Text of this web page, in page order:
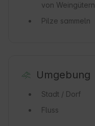
von Weingütern
Pilze sammeln
Umgebung
Stadt / Dorf
Fluss